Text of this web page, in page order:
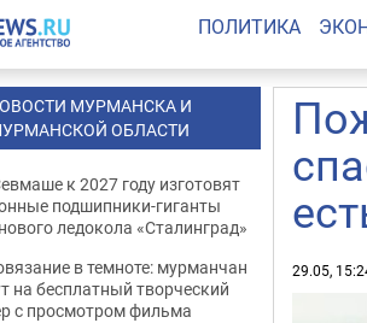
ПОЛИТИКА
29.05,
МУРМАНСКА И
ОБЛАСТИ
к 2027 году изготовят
подшипники-гиганты
ледокола «Сталинград»
в темноте: мурманчан
на бесплатный творческий
с просмотром фильма